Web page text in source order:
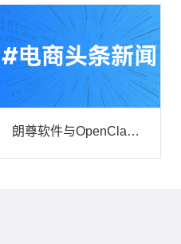
朗尊软件与OpenClaw达成AI战略合作，共建智能电商新生态